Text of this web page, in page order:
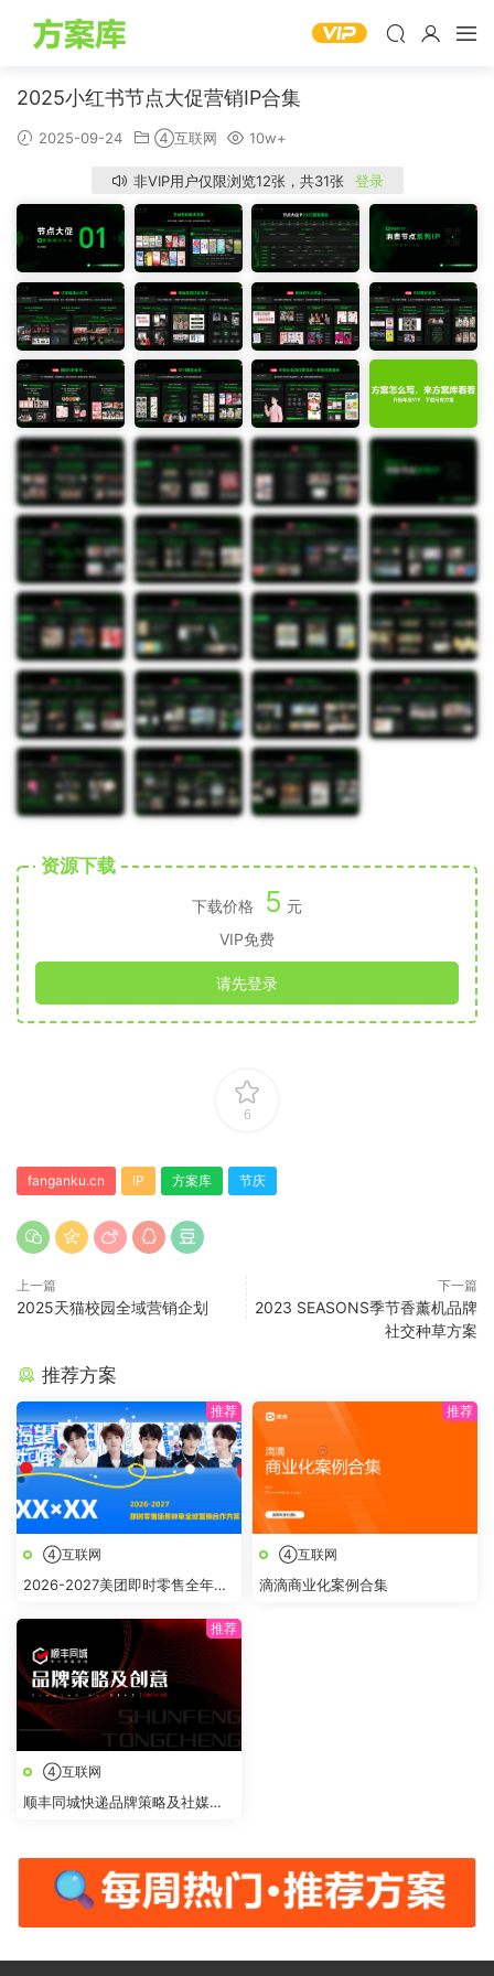
2025小红书节点大促营销IP合集
2025-09-24 ④互联网 10w+
非VIP用户仅限浏览12张，共31张 登录
资源下载
下载价格 5 元
VIP免费
请先登录
6
fanganku.cn IP 方案库 节庆
上一篇
2025天猫校园全域营销企划
下一篇
2023 SEASONS季节香薰机品牌
社交种草方案
推荐方案
④互联网
2026-2027美团即时零售全年节
④互联网
滴滴商业化案例合集
④互联网
顺丰同城快递品牌策略及社媒创